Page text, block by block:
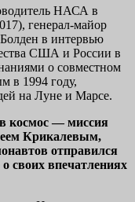
НАСА в
генерал-майор
в интервью
США и России в
о совместном
в 1994 году,
на Луне и Марсе​​​​​.
космос — миссия
Крикалевым,
отправился
своих впечатлениях